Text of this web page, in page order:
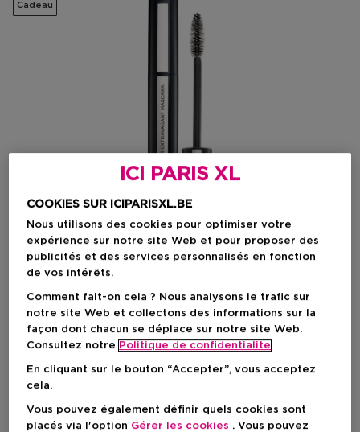
Cadeau
Choisissez votre format
34,00 €
ICI PARIS XL
COOKIES SUR ICIPARISXL.BE
Nous utilisons des cookies pour optimiser votre
expérience sur notre site Web et pour proposer des
publicités et des services personnalisés en fonction
de vos intérêts.
Comment fait-on cela ? Nous analysons le trafic sur
notre site Web et collectons des informations sur la
façon dont chacun se déplace sur notre site Web.
Consultez notre Politique de confidentialite
En cliquant sur le bouton “Accepter”, vous acceptez
cela.
Vous pouvez également définir quels cookies sont
placés via l'option Gérer les cookies . Vous pouvez